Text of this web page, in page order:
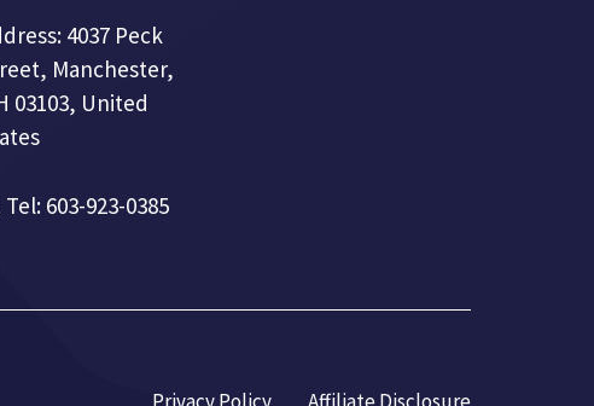
4037 Peck
Manchester,
03103, United
Tel: 603-923-0385